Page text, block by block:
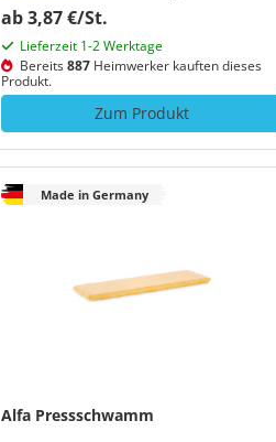
ab 3,87 €/St.
Lieferzeit 1-2 Werktage
Bereits887Heimwerker kauften dieses
Produkt.
Zum Produkt
Made in Germany
Alfa Pressschwamm